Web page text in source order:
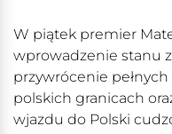
W piątek premier
wprowadzenie stanu
przywrócenie
polskich granicach
wjazdu do Polski